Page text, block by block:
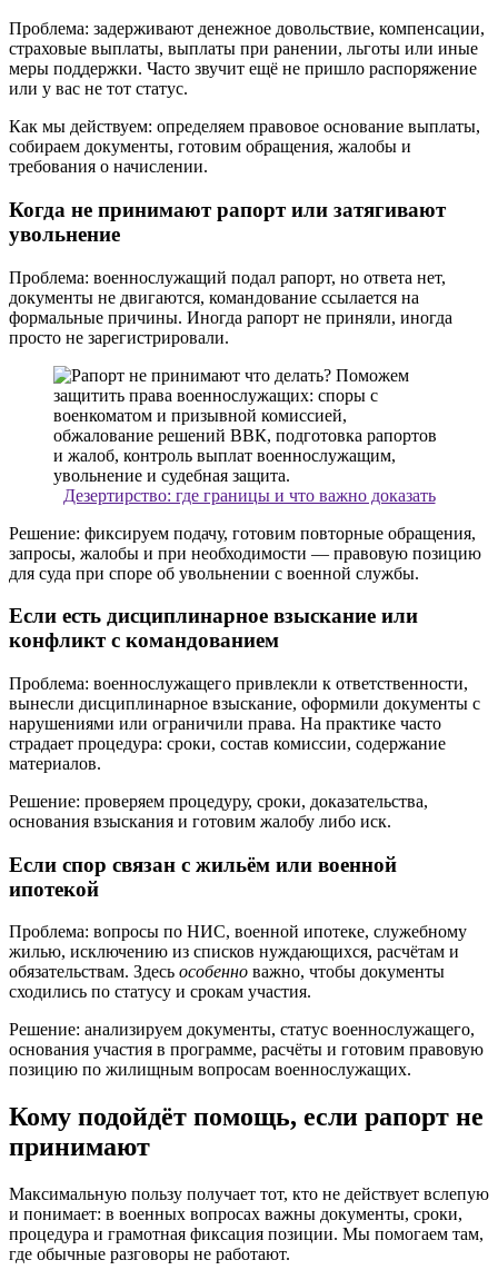
Проблема: задерживают денежное довольствие, компенсации,
страховые выплаты, выплаты при ранении, льготы или иные
меры поддержки. Часто звучит ещё не пришло распоряжение
или у вас не тот статус.
Как мы действуем: определяем правовое основание выплаты,
собираем документы, готовим обращения, жалобы и
требования о начислении.
Когда не принимают рапорт или затягивают
увольнение
Проблема: военнослужащий подал рапорт, но ответа нет,
документы не двигаются, командование ссылается на
формальные причины. Иногда рапорт не приняли, иногда
просто не зарегистрировали.
Дезертирство: где границы и что важно доказать
Решение: фиксируем подачу, готовим повторные обращения,
запросы, жалобы и при необходимости — правовую позицию
для суда при споре об увольнении с военной службы.
Если есть дисциплинарное взыскание или
конфликт с командованием
Проблема: военнослужащего привлекли к ответственности,
вынесли дисциплинарное взыскание, оформили документы с
нарушениями или ограничили права. На практике часто
страдает процедура: сроки, состав комиссии, содержание
материалов.
Решение: проверяем процедуру, сроки, доказательства,
основания взыскания и готовим жалобу либо иск.
Если спор связан с жильём или военной
ипотекой
Проблема: вопросы по НИС, военной ипотеке, служебному
жилью, исключению из списков нуждающихся, расчётам и
обязательствам. Здесь особенно важно, чтобы документы
сходились по статусу и срокам участия.
Решение: анализируем документы, статус военнослужащего,
основания участия в программе, расчёты и готовим правовую
позицию по жилищным вопросам военнослужащих.
Кому подойдёт помощь, если рапорт не
принимают
Максимальную пользу получает тот, кто не действует вслепую
и понимает: в военных вопросах важны документы, сроки,
процедура и грамотная фиксация позиции. Мы помогаем там,
где обычные разговоры не работают.